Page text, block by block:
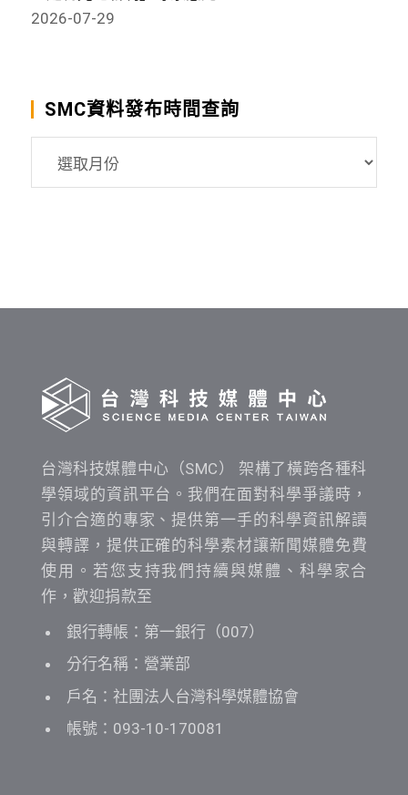
2026-07-29
SMC資料發布時間查詢
台灣科技媒體中心（SMC） 架構了橫跨各種科
學領域的資訊平台。我們在面對科學爭議時，
引介合適的專家、提供第一手的科學資訊解讀
與轉譯，提供正確的科學素材讓新聞媒體免費
使用。若您支持我們持續與媒體、科學家合
作，歡迎捐款至
銀行轉帳：第一銀行（007）
分行名稱：營業部
戶名：社團法人台灣科學媒體協會
帳號：093-10-170081